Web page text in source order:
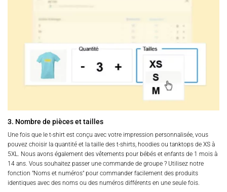
3. Nombre de pièces et tailles
Une fois que le t-shirt est conçu avec votre impression personnalisée, vous
pouvez choisir la quantité et la taille des t-shirts, hoodies ou tanktops de XS à
5XL. Nous avons également des vêtements pour bébés et enfants de 1 mois à
14 ans. Vous souhaitez passer une commande de groupe ? Utilisez notre
fonction "Noms et numéros" pour commander facilement des produits
identiques avec des noms ou des numéros différents en une seule fois.